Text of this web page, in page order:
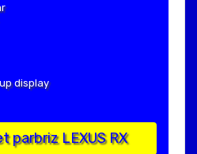
display
parbriz LEXUS RX